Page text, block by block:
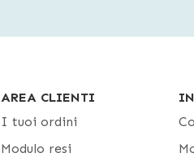
AREA CLIENTI
I tuoi ordini
Modulo resi